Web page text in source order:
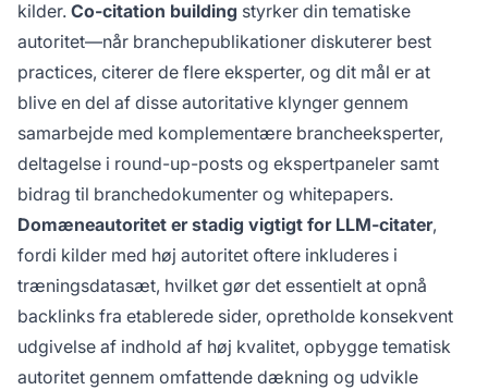
kilder. Co-citation building styrker din tematiske
autoritet—når branchepublikationer diskuterer best
practices, citerer de flere eksperter, og dit mål er at
blive en del af disse autoritative klynger gennem
samarbejde med komplementære brancheeksperter,
deltagelse i round-up-posts og ekspertpaneler samt
bidrag til branchedokumenter og whitepapers.
Domæneautoritet er stadig vigtigt for LLM-citater,
fordi kilder med høj autoritet oftere inkluderes i
træningsdatasæt, hvilket gør det essentielt at opnå
backlinks fra etablerede sider, opretholde konsekvent
udgivelse af indhold af høj kvalitet, opbygge tematisk
autoritet gennem omfattende dækning og udvikle